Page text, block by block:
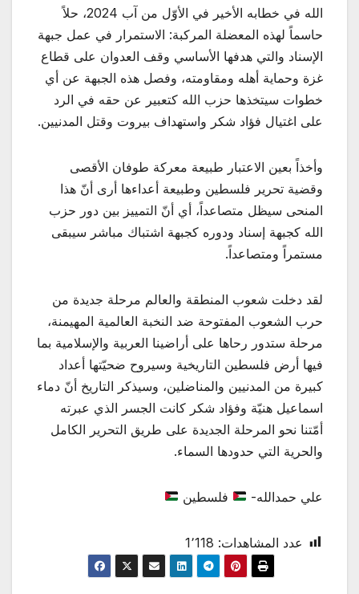
الله في خطابه الأخير في الأوّل من آب 2024، حلاً
حاسماً لهذه المعضلة المركبة: الاستمرار في عمل جبهة
الإسناد والتي هدفها الأساسي وقف العدوان على قطاع
غزة وحماية أهله ومقاومته، وفصل هذه الجبهة عن أي
خطوات سيتخذها حزب الله كتعبير عن حقه في الرد
على اغتيال فؤاد شكر واستهداف بيروت وقتل المدنيين.
وأخذاً بعين الاعتبار طبيعة معركة طوفان الأقصى
وقضية تحرير فلسطين وطبيعة أعداءها أرى أنّ هذا
المنحى سيظل متصاعداً، أي أنّ التمييز بين دور حزب
الله كجبهة إسناد ودوره كجبهة اشتباك مباشر سيبقى
مستمراً ومتصاعداً.
لقد دخلت شعوب المنطقة والعالم مرحلة جديدة من
حرب الشعوب المفتوحة ضد النخبة العالمية المهيمنة،
مرحلة ستدور رحاها على أراضينا العربية والإسلامية بما
فيها أرض فلسطين التاريخية وسيروح ضحيّتها أعداد
كبيرة من المدنيين والمناضلين، وسيذكر التاريخ أنّ دماء
اسماعيل هنيّة وفؤاد شكر كانت الجسر الذي عبرته
أمّتنا نحو المرحلة الجديدة على طريق التحرير الكامل
والحرية التي حدودها السماء.
علي حمدالله- فلسطين
عدد المشاهدات: 1٬118